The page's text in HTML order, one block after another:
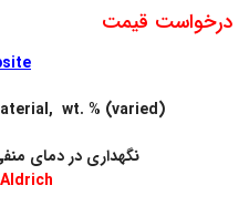
درخواست قیمت
wt. % (varied)
نگهداری در دمای منفی 20 درجه سانتی